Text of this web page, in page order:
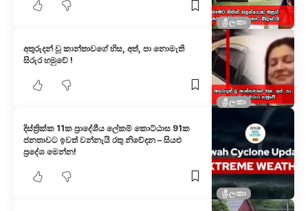
ශ්‍රී ලංකා
ශ්‍රී ලංකා
අතුරුදන් වූ කාන්තාවගේ හිස, අත්, පා නොමැති
සිරුර හමුවේ !
ශ්‍රී ලංකා
දිස්ත්‍රික්ක 11ක ප්‍රාදේශීය ලේකම් කොට්ඨාස 91ක
ජනතාවට ඉවත් වන්නැයි රතු නිවේදන – සියළු
ප්‍රදේශ මෙන්න!